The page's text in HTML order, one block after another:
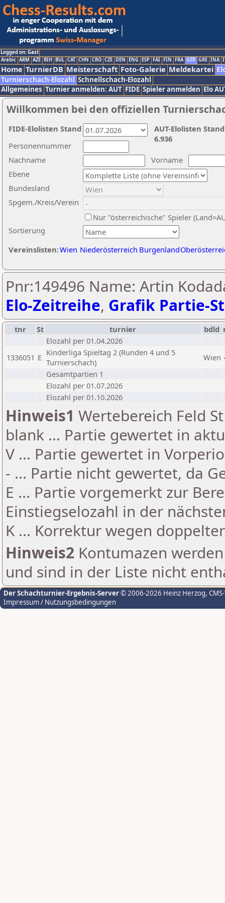
Logged on: Gast
Arabic ARM AZE BIH BUL CAT CHN CRO CZE DEN ENG ESP FAI FIN FRA GER GRE INA
Home TurnierDB Meisterschaft Foto-Galerie Meldekartei
Turnierschach-Elozahl Schnellschach-Elozahl
Allgemeines Turnier anmelden: AUT FIDE Spieler anmelden Elo
Willkommen bei den offiziellen
Nachname
Vorname
Ebene
Sortierung
Personennummer
Bundesland
Spgem./Kreis/Verein
Nur "österreichische" Spieler
Vereinslisten:Wien Niederösterreich Burgenland
AUT-Elolisten
6.936
FIDE-Elolisten Stand
Pnr:149496 Name: Artin
Elo-Zeitreihe, Grafik Partie-
tnr St turnier bdld
Elozahl per 01.04.2026
1336051 E Kinderliga Spieltag 2 (Runden 4 und 5
Turnierschach)
Wien
Gesamtpartien 1
Elozahl per 01.07.2026
Elozahl per 01.10.2026
Hinweis1 Wertebereich Feld
blank ... Partie gewertet in
V ... Partie gewertet in
- ... Partie nicht gewertet, da
E ... Partie vorgemerkt zur
Einstiegselozahl in der
K ... Korrektur wegen
Hinweis2 Kontumazen
und sind in der Liste nicht
Der Schachturnier-Ergebnis-Server© 2006-2026 Heinz Herzog,
Impressum / Nutzungsbedingungen